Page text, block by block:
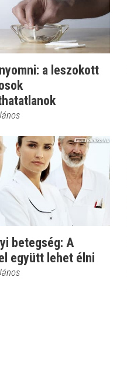
a leszokott
betegség: A
együtt lehet élni